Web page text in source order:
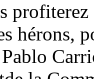
hérons,